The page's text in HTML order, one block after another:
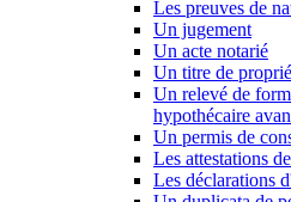
Les preuves de
Un jugement
Un acte notarié
Un titre de
Un relevé de
hypothécaire
Un permis de
Les attestations
Les déclarations